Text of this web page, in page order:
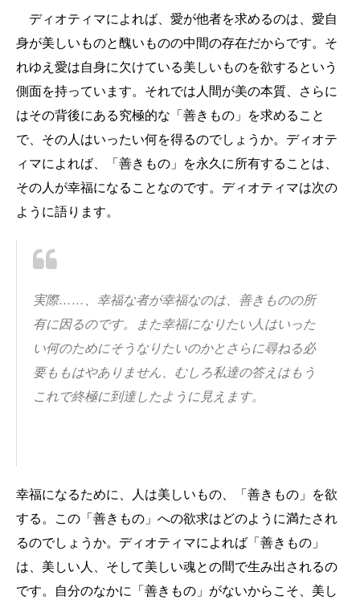
ディオティマによれば、愛が他者を求めるのは、愛自
身が美しいものと醜いものの中間の存在だからです。そ
れゆえ愛は自身に欠けている美しいものを欲するという
側面を持っています。それでは人間が美の本質、さらに
はその背後にある究極的な「善きもの」を求めること
で、その人はいったい何を得るのでしょうか。ディオテ
ィマによれば、「善きもの」を永久に所有することは、
その人が幸福になることなのです。ディオティマは次の
ように語ります。
実際……、幸福な者が幸福なのは、善きものの所
有に因るのです。また幸福になりたい人はいった
い何のためにそうなりたいのかとさらに尋ねる必
要ももはやありません、 むしろ私達の答えはもう
これで終極に到達したように見えます。
幸福になるために、人は美しいもの、「善きもの」を欲
する。この「善きもの」への欲求はどのように満たされ
るのでしょうか。ディオティマによれば「善きもの」
は、美しい人、そして美しい魂との間で生み出されるの
です。自分のなかに「善きもの」がないからこそ、美し